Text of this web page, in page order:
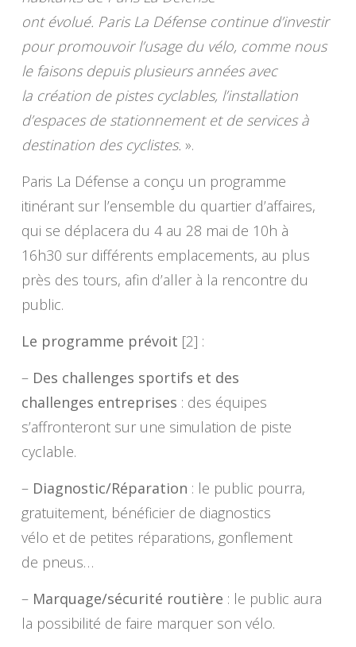
ont évolué. Paris La Défense continue d’investir
pour promouvoir l’usage du vélo, comme nous
le faisons depuis plusieurs années avec
la création de pistes cyclables, l’installation
d’espaces de stationnement et de services à
destination des cyclistes. ».
Paris La Défense a conçu un programme
itinérant sur l’ensemble du quartier d’affaires,
qui se déplacera du 4 au 28 mai de 10h à
16h30 sur différents emplacements, au plus
près des tours, afin d’aller à la rencontre du
public.
Le programme prévoit [2] :
– Des challenges sportifs et des
challenges entreprises : des équipes
s’affronteront sur une simulation de piste
cyclable.
– Diagnostic/Réparation : le public pourra,
gratuitement, bénéficier de diagnostics
vélo et de petites réparations, gonflement
de pneus…
– Marquage/sécurité routière : le public aura
la possibilité de faire marquer son vélo.